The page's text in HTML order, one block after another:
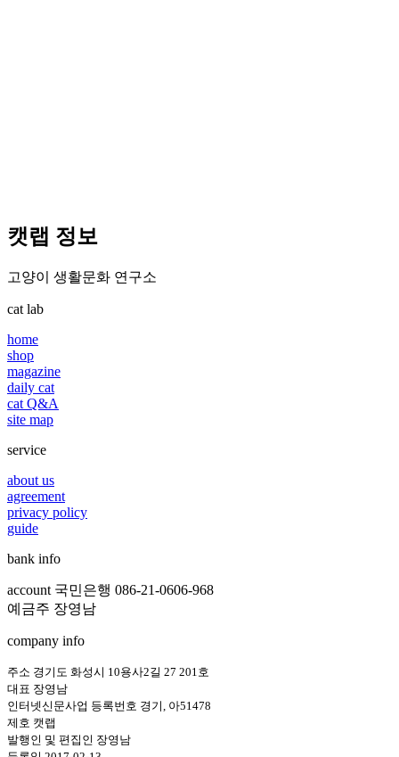
캣랩 정보
고양이 생활문화 연구소
cat lab
home
shop
magazine
daily cat
cat Q&A
site map
service
about us
agreement
privacy policy
guide
bank info
account 국민은행 086-21-0606-968
예금주 장영남
company info
주소 경기도 화성시 10용사2길 27 201호
대표 장영남
인터넷신문사업 등록번호 경기, 아51478
제호 캣랩
발행인 및 편집인 장영남